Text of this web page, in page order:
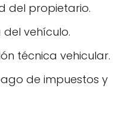
del propietario.
vehículo.
técnica vehicular.
de impuestos y